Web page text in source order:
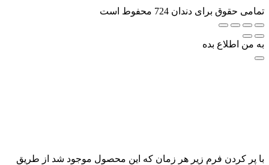
تمامی حقوق برای دندان 724 محفوط است
به من اطلاع بده
با پر کردن فرم زیر هر زمان که این محصول موجود شد از طریق